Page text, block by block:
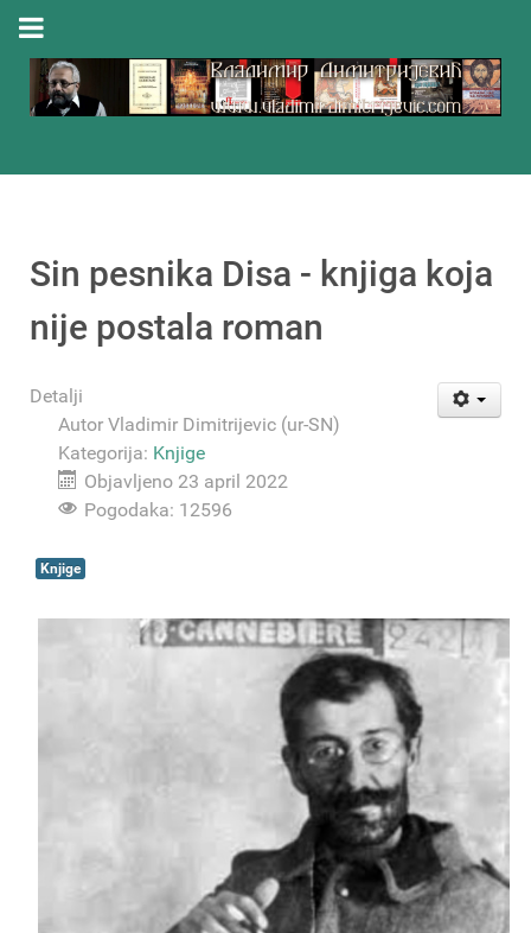
Sin pesnika Disa - knjiga koja
nije postala roman
Detalji
Autor Vladimir Dimitrijevic (ur-SN)
Kategorija: Knjige
Objavljeno 23 april 2022
Pogodaka: 12596
Knjige